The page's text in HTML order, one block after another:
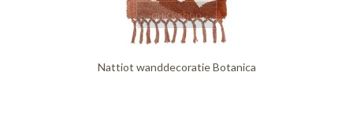
quickshop
Nattiot wanddecoratie Botanica